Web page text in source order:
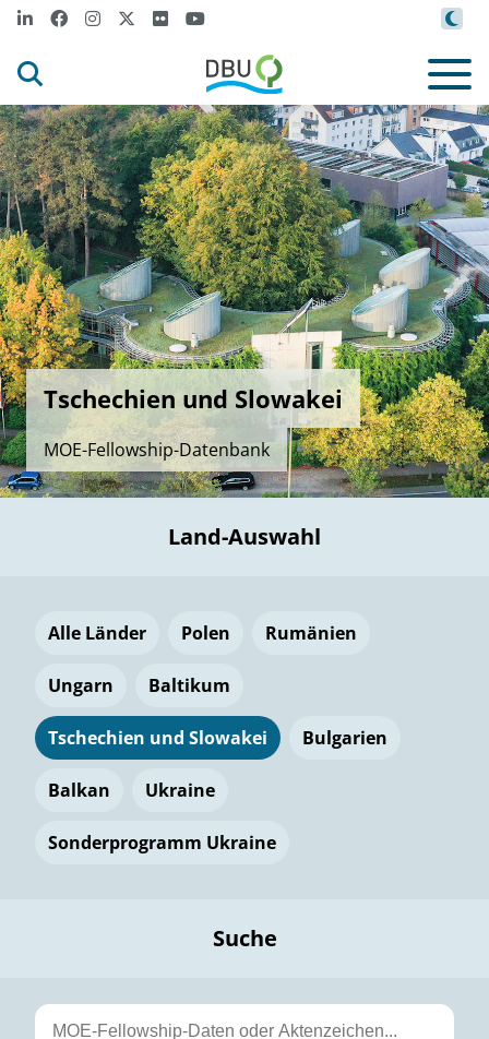
Tschechien und Slowakei
MOE-Fellowship-Datenbank
Land-Auswahl
Alle Länder Polen Rumänien
Ungarn Baltikum
Tschechien und Slowakei Bulgarien
Balkan Ukraine
Sonderprogramm Ukraine
Suche